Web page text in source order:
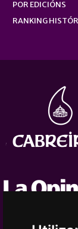
POR EDICIÓNS
RANKING